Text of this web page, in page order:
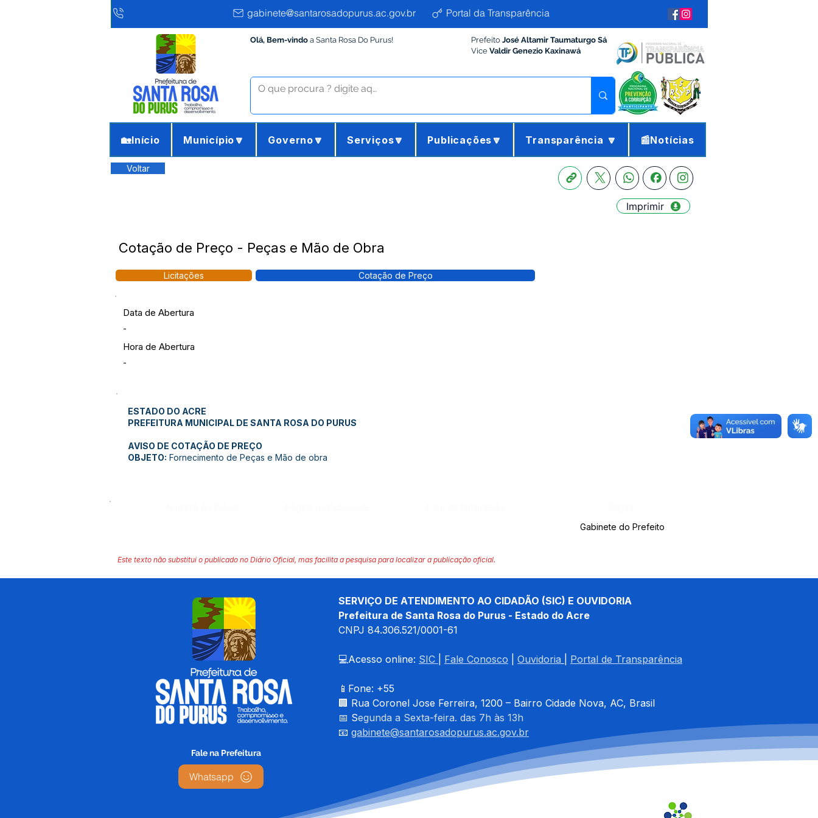
gabinete@santarosadopurus.ac.gov.br Portal da Transparência
Olá, Bem-vindo a Santa Rosa Do Purus! Prefeito José Altamir Taumaturgo Sá
Vice Valdir Genezio Kaxinawá
🏡Início Município🔽 Governo🔽 Serviços🔽 Publicações🔽 Transparência 🔽 📰Notícias
Voltar
Imprimir
Cotação de Preço - Peças e Mão de Obra
Licitações Cotação de Preço
Data de Abertura
-
Hora de Abertura
-
ESTADO DO ACRE
PREFEITURA MUNICIPAL DE SANTA ROSA DO PURUS
AVISO DE COTAÇÃO DE PREÇO
OBJETO: Fornecimento de Peças e Mão de obra
Gabinete do Prefeito
Este texto não substitui o publicado no Diário Oficial, mas facilita a pesquisa para localizar a publicação oficial.
SERVIÇO DE ATENDIMENTO AO CIDADÃO (SIC) E OUVIDORIA
Prefeitura de Santa Rosa do Purus - Estado do Acre
CNPJ 84.306.521/0001-61
💻Acesso online: SIC Fale Conosco Ouvidoria Portal de Transparência
📱Fone: +55
🏢 Rua Coronel Jose Ferreira, 1200 – Bairro Cidade Nova, AC, Brasil
📅 Segunda a Sexta-feira. das 7h às 13h
📧 gabinete@santarosadopurus.ac.gov.br
Fale na Prefeitura
Whatsapp